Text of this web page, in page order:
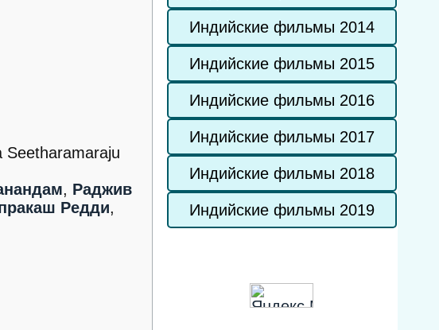
, Раджив
Редди,
Индийские фильмы 2014
Индийские фильмы 2015
Индийские фильмы 2016
Индийские фильмы 2017
Индийские фильмы 2018
Индийские фильмы 2019